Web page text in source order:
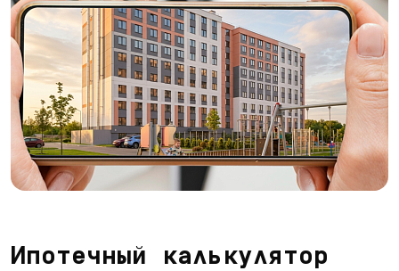
Ипотечный калькулятор